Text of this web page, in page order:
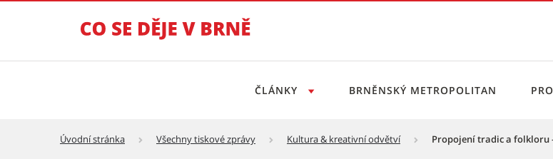
ČLÁNKY BRNĚNSKÝ METROPOLITAN
Úvodní stránka Všechny tiskové zprávy Kultura & kreativní odvětví Propojení tradic a folkloru